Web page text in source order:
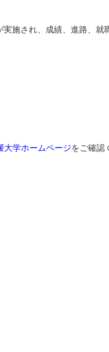
施され、成績、進路、就
（金）に
大学ホームページをご確認